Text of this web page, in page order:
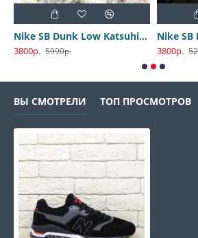
Nike SB Dunk Low Katsuhiro Otomo
3800р. 5990р.
Nike
3800р.
ВЫ СМОТРЕЛИ ТОП ПРОСМОТРОВ